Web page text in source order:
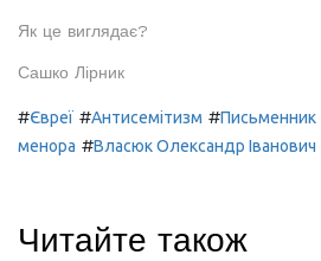
Як це виглядає?
Сашко Лірник
#Євреї #Антисемітизм #Письменник
менора #Власюк Олександр Іванович
Читайте також